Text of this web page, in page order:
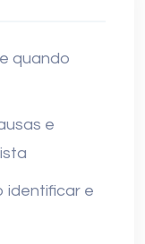
quando
e
identificar e